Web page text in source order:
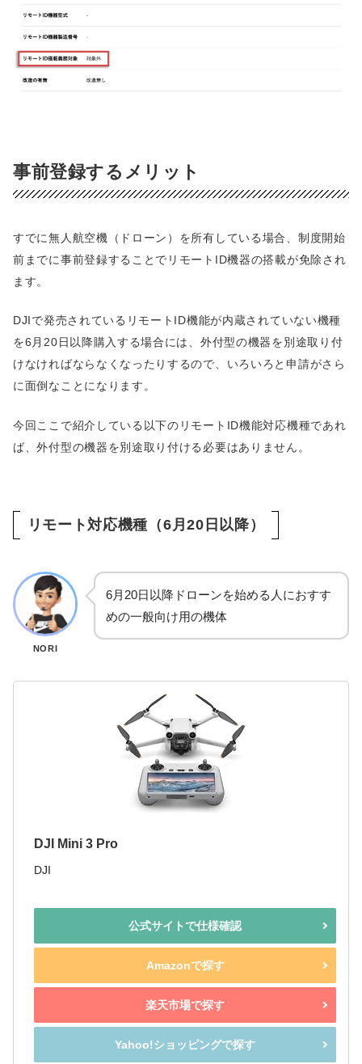
事前登録するメリット
すでに無人航空機（ドローン）を所有している場合、制度開始
前までに事前登録することでリモートID機器の搭載が免除され
ます。
DJIで発売されているリモートID機能が内蔵されていない機種
を6月20日以降購入する場合には、外付型の機器を別途取り付
けなければならなくなったりするので、いろいろと申請がさら
に面倒なことになります。
今回ここで紹介している以下のリモートID機能対応機種であれ
ば、外付型の機器を別途取り付ける必要はありません。
リモート対応機種（6月20日以降）
NORI
6月20日以降ドローンを始める人におすす
めの一般向け用の機体
DJI Mini 3 Pro
DJI
公式サイトで仕様確認
Amazonで探す
楽天市場で探す
Yahoo!ショッピングで探す